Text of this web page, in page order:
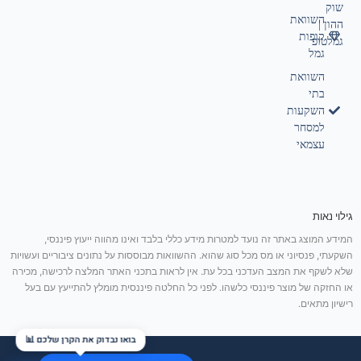
השוואת
קופות
גמל
השוואת
בתי
השקעות
למסחר
עצמאי
שוק
ההון |
גמלטופ
גילוי נאות
המידע המוצג באתר זה נועד למטרות מידע כללי בלבד ואינו מהווה ייעוץ פיננסי,
השקעתי, פנסיוני או מס מכל סוג שהוא. ההשוואות מבוססות על נתונים ציבוריים ועשויות
שלא לשקף את המצב העדכני בכל עת. אין לראות בתכני האתר המלצה לרכישה, מכירה
או החזקה של מוצר פיננסי כלשהו. לפני כל החלטה פיננסית מומלץ להתייעץ עם בעל
רישיון מתאים.
בואו נבדוק את הקרן שלכם 📊